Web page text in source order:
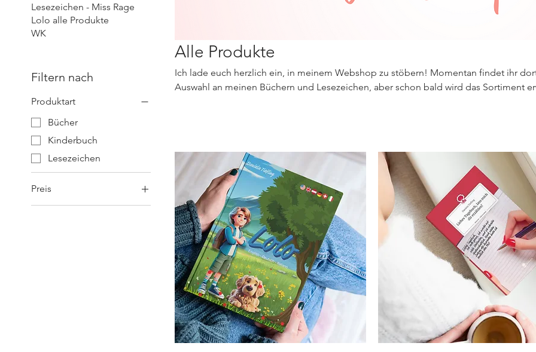
Lesezeichen - Miss Rage
Lolo alle Produkte
WK
Filtern nach
Produktart
Bücher
Kinderbuch
Lesezeichen
Preis
Alle Produkte
Ich lade euch herzlich ein, in meinem Webshop zu stöbern! Momentan findet ihr
Auswahl an meinen Büchern und Lesezeichen, aber schon bald wird das Sortiment